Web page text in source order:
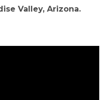
Valley, Arizona.